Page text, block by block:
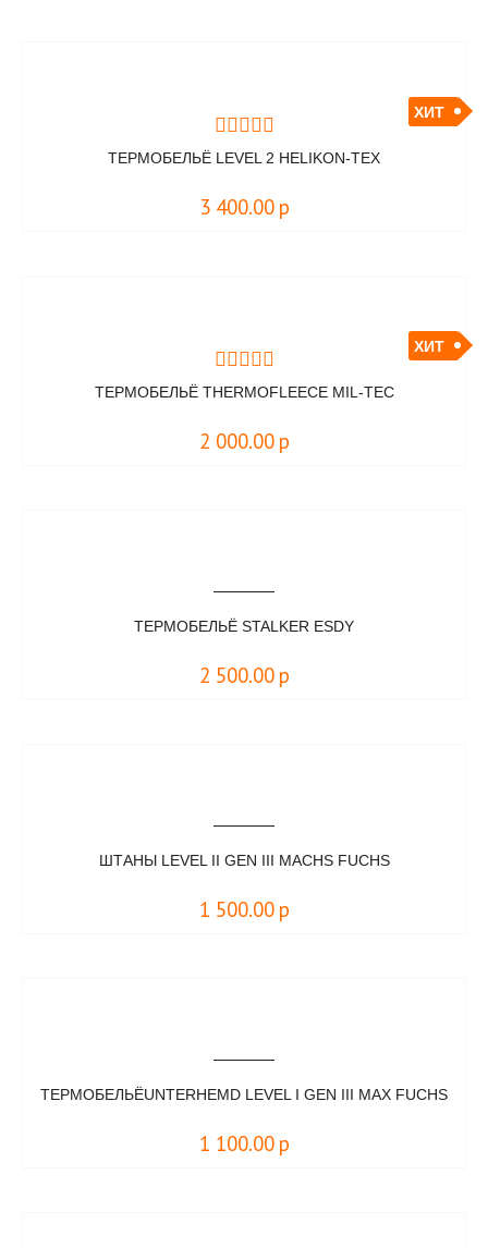
ХИТ
ТЕРМОБЕЛЬЁ LEVEL 2 HELIKON-TEX
3 400.00 р
ХИТ
ТЕРМОБЕЛЬЁ THERMOFLEECE MIL-TEC
2 000.00 р
ТЕРМОБЕЛЬЁ STALKER ESDY
2 500.00 р
ШТАНЫ LEVEL II GEN III MACHS FUCHS
1 500.00 р
ТЕРМОБЕЛЬЁUNTERHEMD LEVEL I GEN III MAX FUCHS
1 100.00 р